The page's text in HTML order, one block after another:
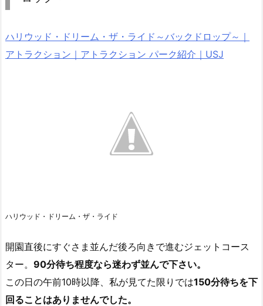
ハリウッド・ドリーム・ザ・ライド～バックドロップ～｜
アトラクション｜アトラクション パーク紹介｜USJ
ハリウッド・ドリーム・ザ・ライド
開園直後にすぐさま並んだ後ろ向きで進むジェットコース
ター。 90分待ち程度なら迷わず並んで下さい。
この日の午前10時以降、私が見てた限りでは150分待ちを下
回ることはありませんでした。